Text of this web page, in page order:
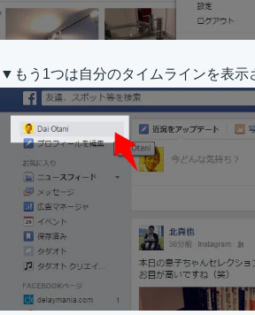
▼もう1つは自分のタイムラインを表示